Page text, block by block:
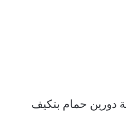
دورين حمام بتكيف